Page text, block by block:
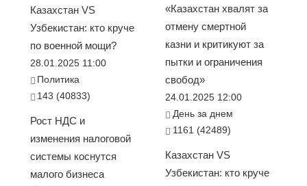
Казахстан VS
Узбекистан: кто круче
по военной мощи?
28.01.2025 11:00
Политика
143 (40833)
Рост НДС и
изменения налоговой
системы коснутся
малого бизнеса
«Казахстан хвалят за
отмену смертной
казни и критикуют за
пытки и ограничения
свобод»
24.01.2025 12:00
День за днем
1161 (42489)
Казахстан VS
Узбекистан: кто круче